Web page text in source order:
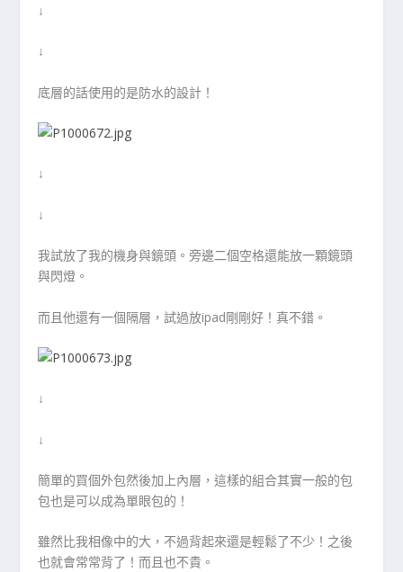
↓
↓
底層的話使用的是防水的設計！
↓
↓
我試放了我的機身與鏡頭。旁邊二個空格還能放一顆鏡頭
與閃燈。
而且他還有一個隔層，試過放ipad剛剛好！真不錯。
↓
↓
簡單的買個外包然後加上內層，這樣的組合其實一般的包
包也是可以成為單眼包的！
雖然比我相像中的大，不過背起來還是輕鬆了不少！之後
也就會常常背了！而且也不貴。